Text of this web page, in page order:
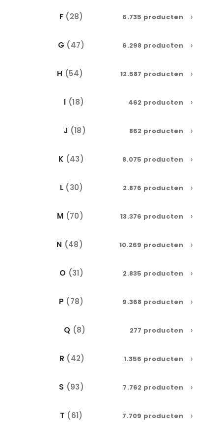
F (28) 6.735 producten ›
G (47) 6.298 producten ›
H (54) 12.587 producten ›
I (18) 462 producten ›
J (18) 862 producten ›
K (43) 8.075 producten ›
L (30) 2.876 producten ›
M (70) 13.376 producten ›
N (48) 10.269 producten ›
O (31) 2.835 producten ›
P (78) 9.368 producten ›
Q (8) 277 producten ›
R (42) 1.356 producten ›
S (93) 7.762 producten ›
T (61) 7.709 producten ›